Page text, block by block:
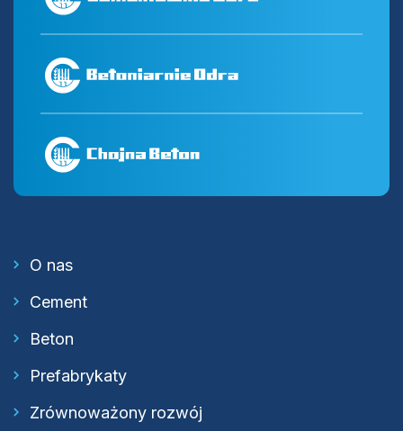
O nas
Cement
Beton
Prefabrykaty
Zrównoważony rozwój